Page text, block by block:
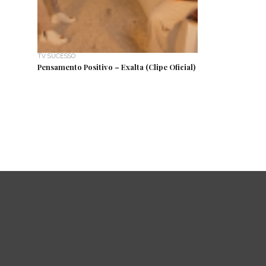
TV SUCESSO
Pensamento Positivo – Exalta (Clipe Oficial)